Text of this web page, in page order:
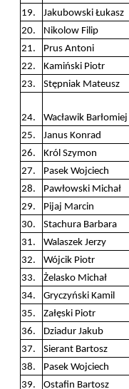
19.
Jakubowski Łukasz
20.
Nikolow Filip
21.
Prus Antoni
22.
Kamiński Piotr
23.
Stępniak Mateusz
24. Wacławik Barłomiej
25.
Janus Konrad
26.
Król Szymon
27.
Pasek Wojciech
28.
Pawłowski Michał
29.
Pijaj Marcin
30.
Stachura Barbara
31.
Walaszek Jerzy
32.
Wójcik Piotr
33.
Żelasko Michał
34.
Gryczyński Kamil
35.
Załęski Piotr
36.
Dziadur Jakub
37.
Sierant Bartosz
38.
Pasek Wojciech
39.
Ostafin Bartosz